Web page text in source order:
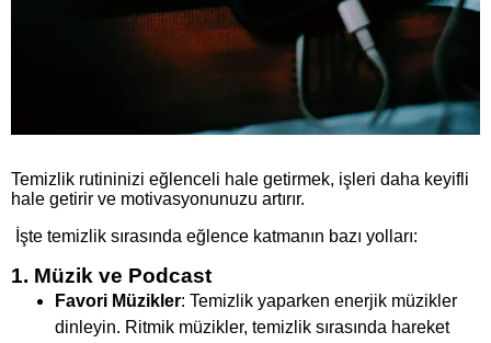
Temizlik rutininizi eğlenceli hale getirmek, işleri daha keyifli
hale getirir ve motivasyonunuzu artırır.
İşte temizlik sırasında eğlence katmanın bazı yolları:
1. Müzik ve Podcast
Favori Müzikler: Temizlik yaparken enerjik müzikler
dinleyin. Ritmik müzikler, temizlik sırasında hareket